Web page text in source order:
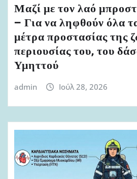
Μαζί με τον λαό
– Για να ληφθούν όλα
μέτρα προστασίας της
περιουσίας του, του
Υμηττού
admin Ιούλ 28, 2026